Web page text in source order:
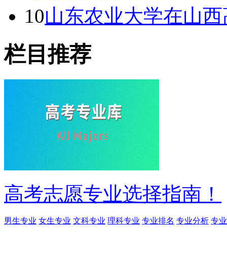
10山东农业大学在山
栏目推荐
高考志愿专业选择指南！
男生专业 女生专业 文科专业 理科专业 专业排名 专业分析 专